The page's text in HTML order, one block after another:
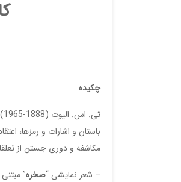
چکیده
باستان و اشارات و رمزها،
مکاشفه و دوری جستن از
– شعر نمایشی “صخره”